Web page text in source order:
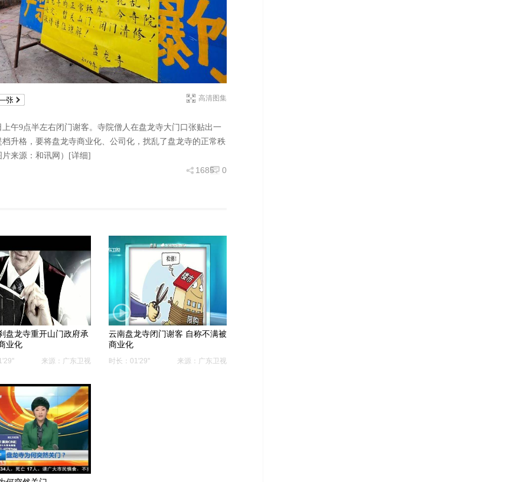
高清图集
午9点半左右闭门谢客。寺院僧人在盘龙寺大门口张贴出一
升格，要将盘龙寺商业化、公司化，扰乱了盘龙寺的正常秩
来源：和讯网）
[详细]
1685 0
盘龙寺重开山门政府承
业化
来源：广东卫视
云南盘龙寺闭门谢客 自称不满被
商业化
时长：01'29'' 来源：广东卫视